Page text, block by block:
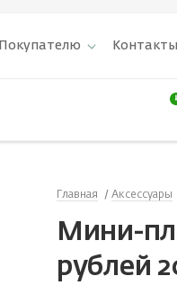
Покупателю Контакты
Главная Аксессуары
Мини-
рублей